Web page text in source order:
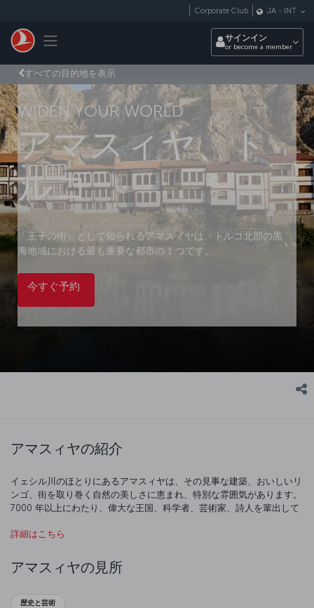
Toggle navigation
Corporate Club JA - INT
サインイン
or become a member
すべての目的地を表示
WIDEN YOUR WORLD
アマスィヤ、ト
ルコ
「王子の街」として知られるアマスィヤは、トルコ北部の黒
海地域における最も重要な都市の 1 つです。
今すぐ予約
アマスィヤの紹介
イェシル川のほとりにあるアマスィヤは、その見事な建築、おいしいリ
ンゴ、街を取り巻く自然の美しさに恵まれ、特別な雰囲気があります。
7000 年以上にわたり、偉大な王国、科学者、芸術家、詩人を輩出して
詳細はこちら
アマスィヤの見所
歴史と芸術